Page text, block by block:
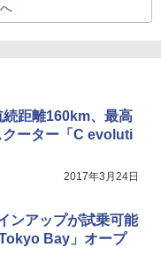
距離160km、最高
ーター「C evoluti
2017年3月24日
ンアップが試乗可能
Bay」オープ